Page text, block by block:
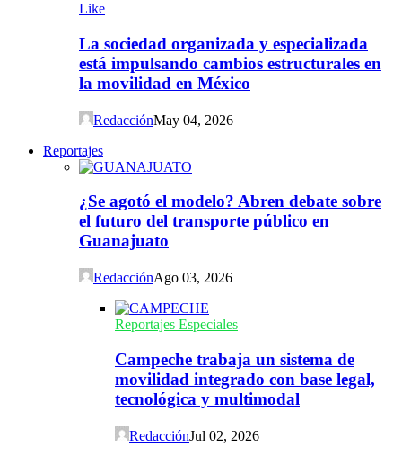
Like
La sociedad organizada y especializada
está impulsando cambios estructurales en
la movilidad en México
RedacciónMay 04, 2026
Reportajes
¿Se agotó el modelo? Abren debate sobre
el futuro del transporte público en
Guanajuato
RedacciónAgo 03, 2026
Reportajes Especiales
Campeche trabaja un sistema de
movilidad integrado con base legal,
tecnológica y multimodal
RedacciónJul 02, 2026